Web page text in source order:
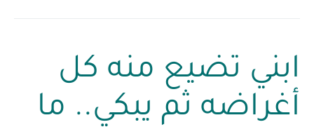
ابني تضيع منه كل
أغراضه ثم يبكي.. ما